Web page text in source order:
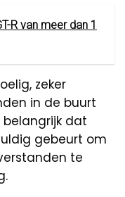
R van meer dan 1
zeker
in de buurt
belangrijk dat
gebeurt om
te